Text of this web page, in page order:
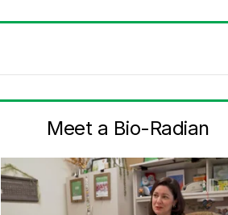
Meet a Bio-Radian